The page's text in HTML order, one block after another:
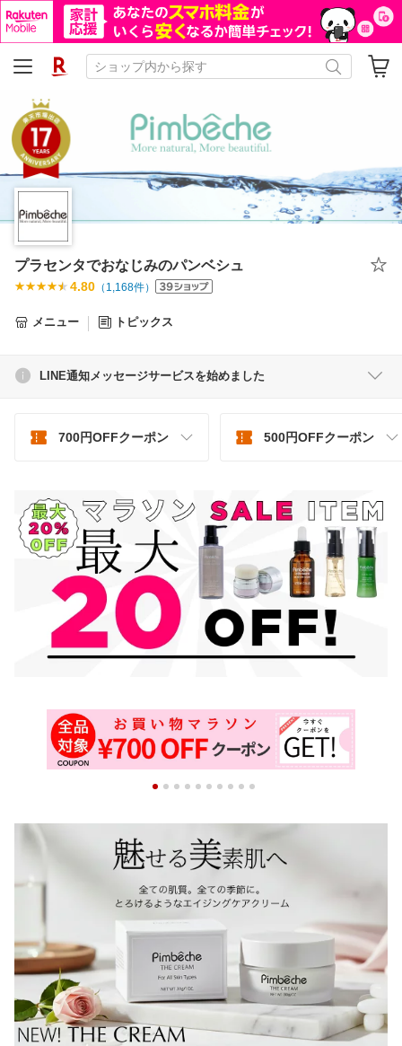
プラセンタでおなじみのパンベシュ
4.80 （ 1,168件）
メニュー トピックス
LINE通知メッセージサービスを始めました
700円OFFクーポン 500円OFFクーポン